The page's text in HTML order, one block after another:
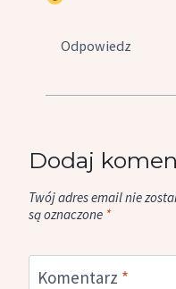
Odpowiedz
Dodaj
Twój adres email nie
są oznaczone *
Komentarz *